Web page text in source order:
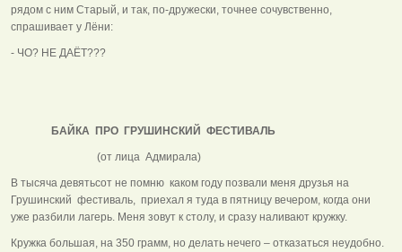
рядом с ним Старый, и так, по-дружески, точнее сочувственно,
спрашивает у Лёни:
- ЧО? НЕ ДАЁТ???
БАЙКА ПРО ГРУШИНСКИЙ ФЕСТИВАЛЬ
(от лица Адмирала)
В тысяча девятьсот не помню каком году позвали меня друзья на
Грушинский фестиваль, приехал я туда в пятницу вечером, когда они
уже разбили лагерь. Меня зовут к столу, и сразу наливают кружку.
Кружка большая, на 350 грамм, но делать нечего – отказаться неудобно.